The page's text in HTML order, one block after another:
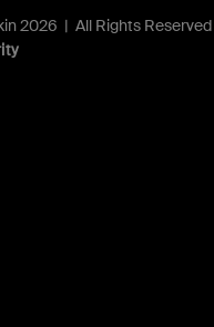
2026 | All Rights